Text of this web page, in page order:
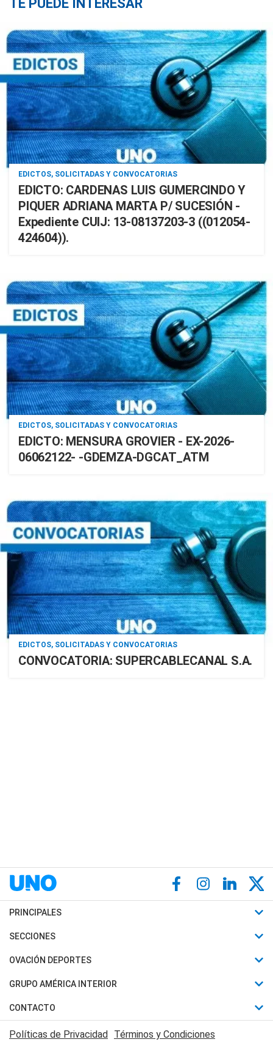
TE PUEDE INTERESAR
EDICTOS, SOLICITADAS Y CONVOCATORIAS
EDICTO: CARDENAS LUIS GUMERCINDO Y
PIQUER ADRIANA MARTA P/ SUCESIÓN -
Expediente CUIJ: 13-08137203-3 ((012054-
424604)).
EDICTOS, SOLICITADAS Y CONVOCATORIAS
EDICTO: MENSURA GROVIER - EX-2026-
06062122- -GDEMZA-DGCAT_ATM
EDICTOS, SOLICITADAS Y CONVOCATORIAS
CONVOCATORIA: SUPERCABLECANAL S.A.
PRINCIPALES
Últimas Noticias
Política
Judiciales
Economia
SECCIONES
Horóscopo
Motores
Trucos caseros
Series y Películas
OVACIÓN DEPORTES
Fútbol
Mundial
Automovilismo
GRUPO AMÉRICA INTERIOR
Canal 7 en Vivo
CONTACTO
Acerca de Nosotros
Políticas de Privacidad Términos y Condiciones